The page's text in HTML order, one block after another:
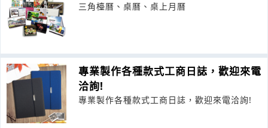
三角檯曆、桌曆、桌上月曆
專業製作各種款式工商日誌，歡迎來電
洽詢!
專業製作各種款式工商日誌，歡迎來電洽詢!